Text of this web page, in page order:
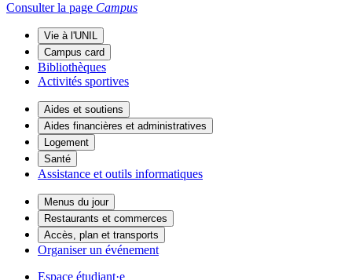
Consulter la page Campus
Vie à l'UNIL
Campus card
Bibliothèques
Activités sportives
Aides et soutiens
Aides financières et administratives
Logement
Santé
Assistance et outils informatiques
Menus du jour
Restaurants et commerces
Accès, plan et transports
Organiser un événement
Espace étudiant·e